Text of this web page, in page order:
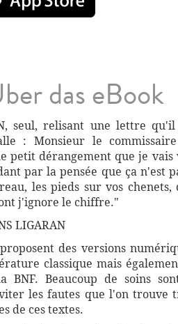
das eBook
seul, relisant une lettre
: Monsieur le
petit dérangement que je vais
par la pensée que ça n'est
les pieds sur vos chenets,
j'ignore le chiffre."
LIGARAN
des versions
classique mais
BNF. Beaucoup de soins
les fautes que l'on trouve
de ces textes.